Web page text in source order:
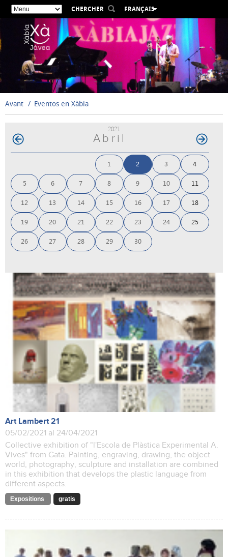
CHERCHER
FRANÇAIS
ESPAÑOL
VALENCIÀ
ENGLISH
DEUTSCH
РУССКИЙ
Avant Eventos en Xàbia
2021
Abril
1 2 3 4
5 6 7 8 9 10 11
12 13 14 15 16 17 18
19 20 21 22 23 24 25
26 27 28 29 30
Art Lambert 21
05/02/2021 al 24/04/2021
Collective exhibition of "l'Escola de Plàstica Experimental A.
Vives" from Gata. Painting, engraving, drawing, the object
world, photography, sculpture and installation are combined
in this exhibition that develops the plastic language from
different aspects.
Expositions gratis